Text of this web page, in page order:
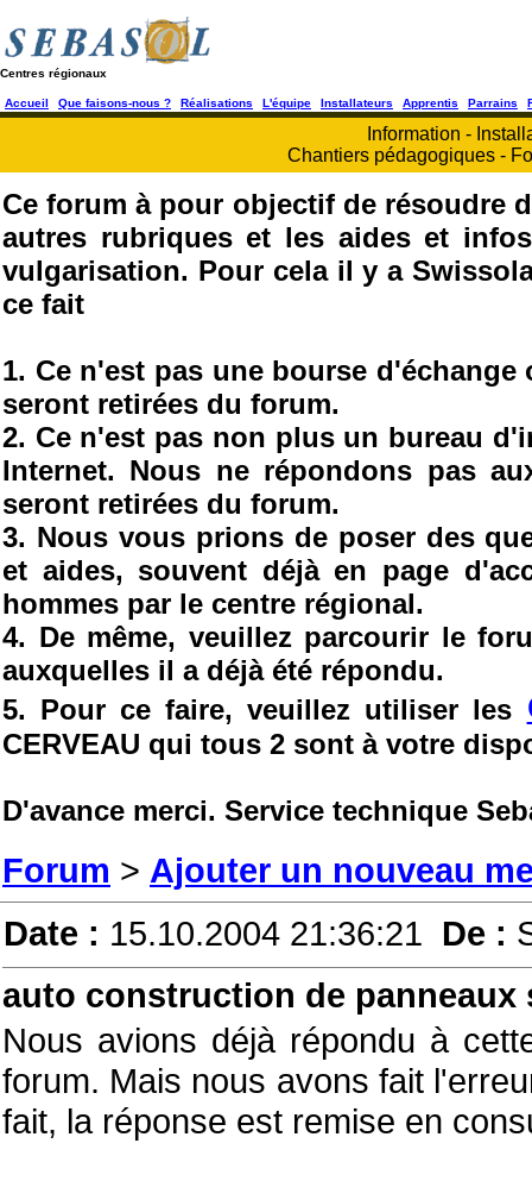
Centres régionaux
Accueil Que faisons-nous ? Réalisations L'équipe Installateurs Apprentis Parrains
Information -
Chantiers pédagogiques -
Ce forum à pour objectif de résoudre
autres rubriques et les aides et
vulgarisation. Pour cela il y a
ce fait
1. Ce n'est pas une bourse
seront retirées du forum.
2. Ce n'est pas non plus un bureau
Internet. Nous ne répondons pas
seront retirées du forum.
3. Nous vous prions de poser des
et aides, souvent déjà en page
hommes par le centre régional.
4. De même, veuillez parcourir le
auxquelles il a déjà été répondu.
5. Pour ce faire, veuillez utiliser les
CERVEAU qui tous 2 sont à votre
D'avance merci. Service technique
Forum > Ajouter un nouveau
Date : 15.10.2004 21:36:21 De :
auto construction de panneaux
Nous avions déjà répondu à
forum. Mais nous avons fait
fait, la réponse est remise en